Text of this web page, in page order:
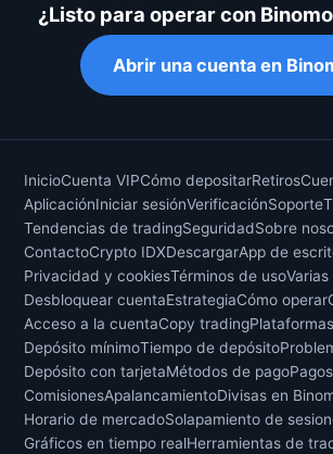
¿Listo para operar con
Abrir una cuenta en
InicioCuenta VIPCómo depositarRetiros
AplicaciónIniciar sesiónVerificaciónSoporte
Tendencias de tradingSeguridadSobre
ContactoCrypto IDXDescargarApp de
Privacidad y cookiesTérminos de uso
Desbloquear cuentaEstrategiaCómo operar
Acceso a la cuentaCopy trading
Depósito mínimoTiempo de depósito
Depósito con tarjetaMétodos de pago
ComisionesApalancamientoDivisas en
Horario de mercadoSolapamiento de
Gráficos en tiempo realHerramientas de